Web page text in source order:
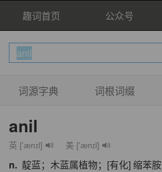
趣词首页 公众号
词源字典 词根词缀
anil
英 ['ænɪl] 美 ['ænɪl]
n. 靛蓝；木蓝属植物；[有化] 缩苯胺